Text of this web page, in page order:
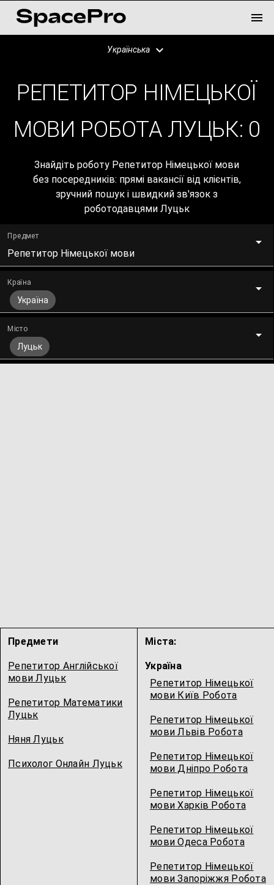
Українська
РЕПЕТИТОР НІМЕЦЬКОЇ
МОВИ РОБОТА ЛУЦЬК: 0
Знайдіть роботу Репетитор Німецької мови
без посередників: прямі вакансії від клієнтів,
зручний пошук і швидкий зв'язок з
роботодавцями Луцьк
Предмет
Репетитор Німецької мови
Країна
Україна
Місто
Луцьк
Предмети
Репетитор Англійської
мови Луцьк
Репетитор Математики
Луцьк
Няня Луцьк
Психолог Онлайн Луцьк
Міста:
Україна
Репетитор Німецької
мови Київ Робота
Репетитор Німецької
мови Львів Робота
Репетитор Німецької
мови Дніпро Робота
Репетитор Німецької
мови Харків Робота
Репетитор Німецької
мови Одеса Робота
Репетитор Німецької
мови Запоріжжя Робота